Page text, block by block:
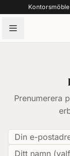
Prenumerera